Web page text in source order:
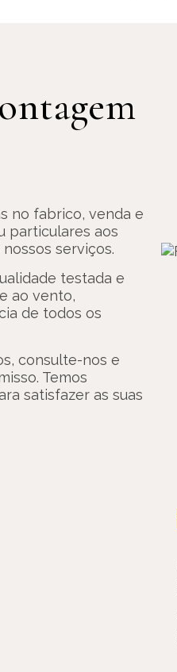
no fabrico, venda e
particulares aos
serviços.
testada e
ao vento,
de todos os
consulte-nos e
Temos
satisfazer as suas